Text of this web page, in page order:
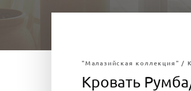
"Малазийская коллекция" /
Кровать